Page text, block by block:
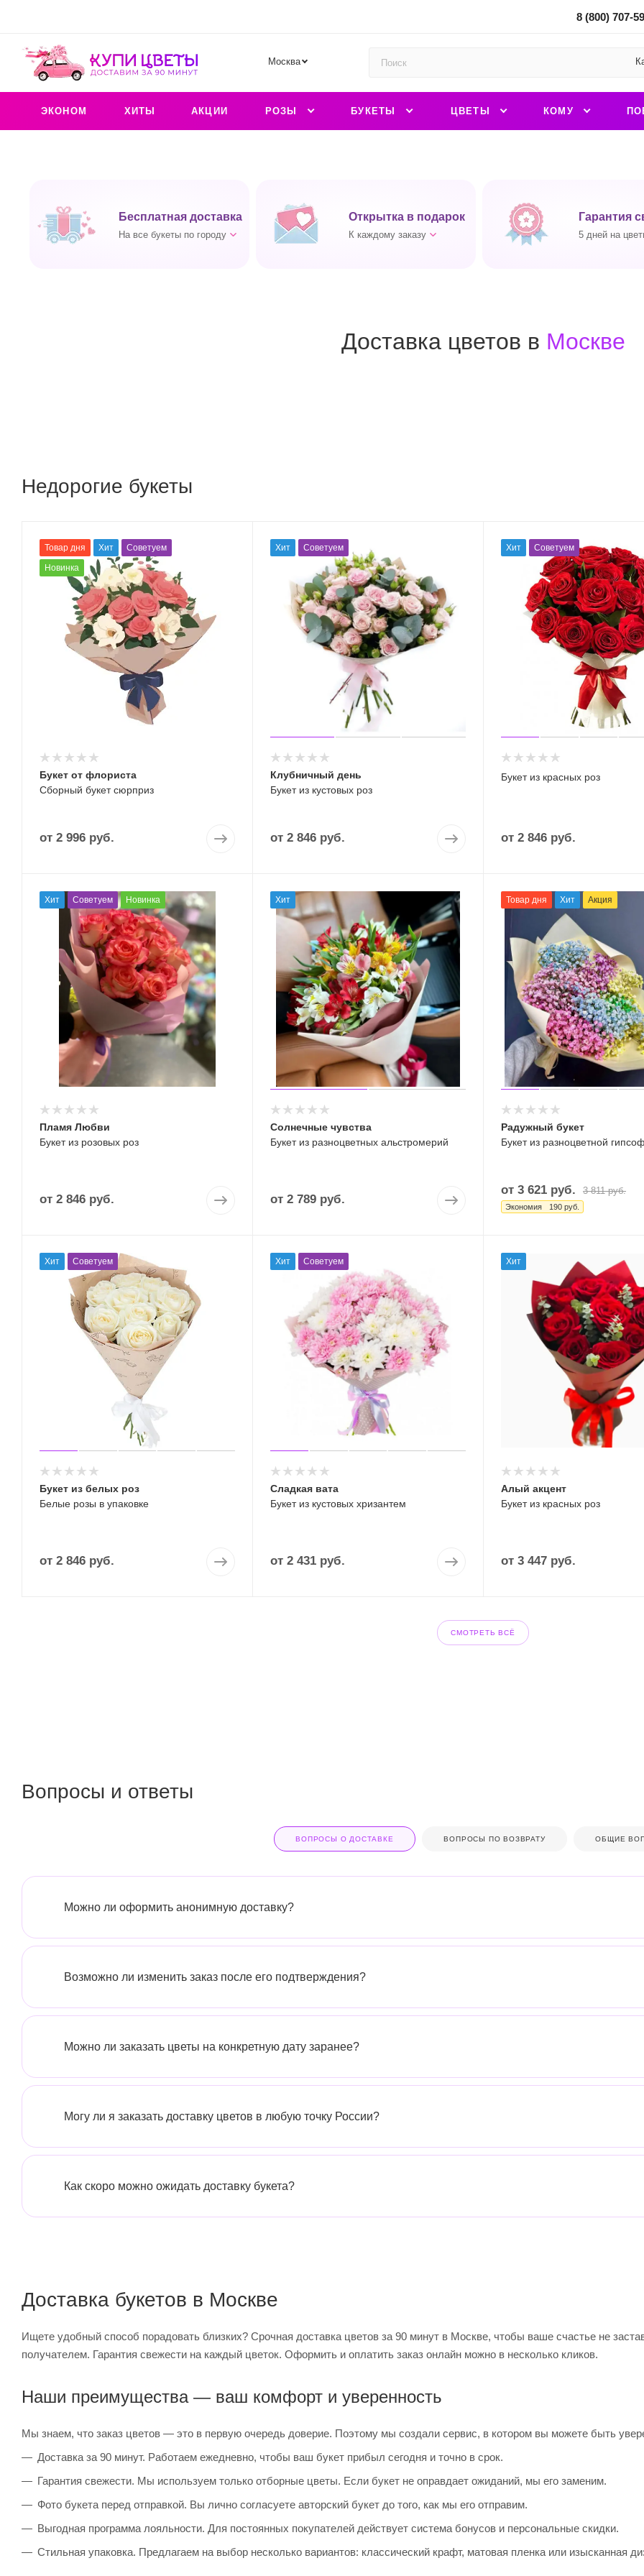
8 (800) 707-
Москва
ЭКОНОМ ХИТЫ АКЦИИ РОЗЫ БУКЕТЫ ЦВЕТЫ КОМУ
Бесплатная доставка
На все букеты по городу
Открытка в подарок
К каждому заказу
Гарантия
5 дней на
Доставка цветов в Москве
Недорогие букеты
Товар дня Хит
Советуем
Новинка
Сборный букет сюрприз
Букет от флориста
от 2 996 руб.
Хит Советуем
Букет из кустовых роз
Клубничный день
от 2 846 руб.
Хит Советуем
Букет из красных роз
от 2 846 руб.
Хит Советуем Новинка
Букет из розовых роз
Пламя Любви
от 2 846 руб.
Хит
Букет из разноцветных альстромерий
Солнечные чувства
от 2 789 руб.
Товар дня Хит Акция
Букет из разноцветной
Радужный букет
от 3 621 руб. 3 811 руб.
Экономия 190 руб.
Хит Советуем
Белые розы в упаковке
Букет из белых роз
от 2 846 руб.
Хит Советуем
Букет из кустовых хризантем
Сладкая вата
от 2 431 руб.
Хит
Букет из красных роз
Алый акцент
от 3 447 руб.
СМОТРЕТЬ ВСЁ
Вопросы и ответы
ВОПРОСЫ О ДОСТАВКЕ ВОПРОСЫ ПО ВОЗВРАТУ ОБЩИЕ
Можно ли оформить анонимную доставку?
Возможно ли изменить заказ после его подтверждения?
Можно ли заказать цветы на конкретную дату заранее?
Могу ли я заказать доставку цветов в любую точку России?
Как скоро можно ожидать доставку букета?
Доставка букетов в Москве
Ищете удобный способ порадовать близких? Срочная доставка цветов за 90 минут в Москве, чтобы ваше счастье не
получателем. Гарантия свежести на каждый цветок. Оформить и оплатить заказ онлайн можно в несколько кликов.
Наши преимущества — ваш комфорт и уверенность
Мы знаем, что заказ цветов — это в первую очередь доверие. Поэтому мы создали сервис, в котором вы можете быть
Доставка за 90 минут. Работаем ежедневно, чтобы ваш букет прибыл сегодня и точно в срок.
Гарантия свежести. Мы используем только отборные цветы. Если букет не оправдает ожиданий, мы его заменим.
Фото букета перед отправкой. Вы лично согласуете авторский букет до того, как мы его отправим.
Выгодная программа лояльности. Для постоянных покупателей действует система бонусов и персональные скидки.
Стильная упаковка. Предлагаем на выбор несколько вариантов: классический крафт, матовая пленка или изысканная